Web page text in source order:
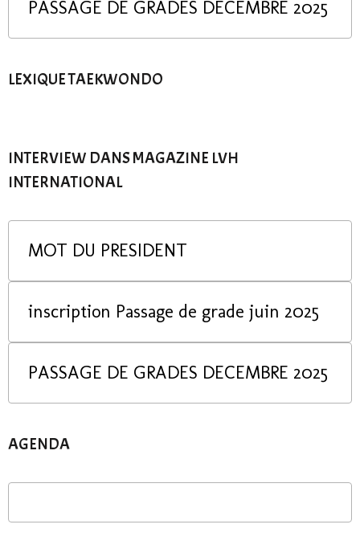
PASSAGE DE GRADES DECEMBRE 2025
LEXIQUE TAEKWONDO
INTERVIEW DANS MAGAZINE LVH
INTERNATIONAL
MOT DU PRESIDENT
inscription Passage de grade juin 2025
PASSAGE DE GRADES DECEMBRE 2025
AGENDA